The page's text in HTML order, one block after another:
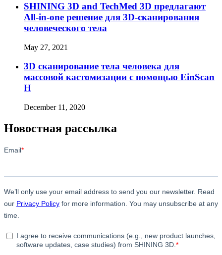
SHINING 3D and TechMed 3D предлагают
All-in-one решение для 3D-сканирования
человеческого тела
May 27, 2021
3D сканирование тела человека для
массовой кастомизации с помощью EinScan
H
December 11, 2020
Новостная рассылка